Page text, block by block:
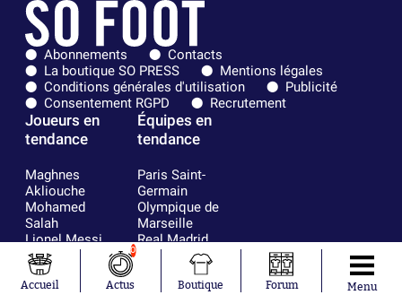
Abonnements
Contacts
La boutique SO PRESS
Mentions légales
Conditions générales d'utilisation
Publicité
Consentement RGPD
Recrutement
Joueurs en
tendance
Maghnes
Akliouche
Mohamed
Salah
Lionel Messi
Ferrán Torres
Kilian Corredor
Franco
Équipes en
tendance
Paris Saint-
Germain
Olympique de
Marseille
Real Madrid
Olympique
lyonnais
Accueil
0
Actus Boutique Forum Menu